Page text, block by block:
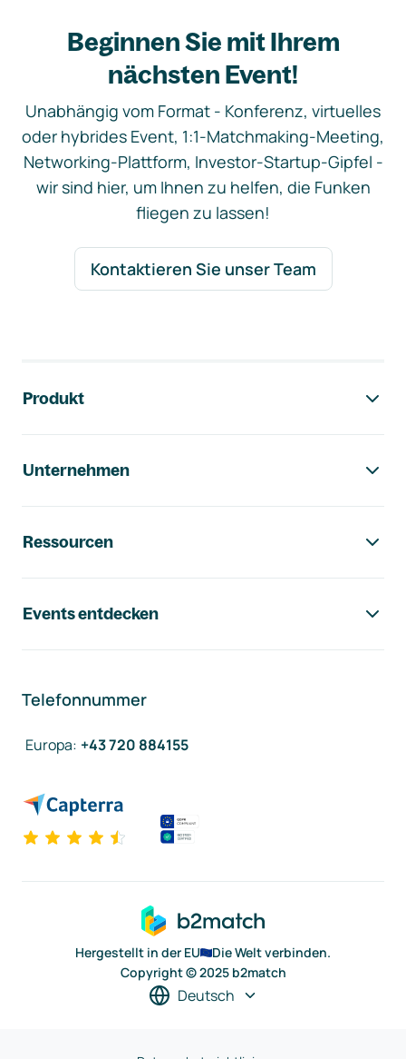
Beginnen Sie mit Ihrem
nächsten Event!
Unabhängig vom Format - Konferenz, virtuelles
oder hybrides Event, 1:1-Matchmaking-Meeting,
Networking-Plattform, Investor-Startup-Gipfel -
wir sind hier, um Ihnen zu helfen, die Funken
fliegen zu lassen!
Kontaktieren Sie unser Team
Produkt
Unternehmen
Ressourcen
Events entdecken
Telefonnummer
Europa: +43 720 884155
Hergestellt in der EU
Die Welt verbinden.
Copyright © 2025 b2match
Deutsch